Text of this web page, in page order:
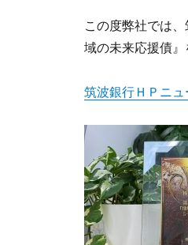
この度弊社では
域の未来応援債』
筑波銀行ＨＰニ